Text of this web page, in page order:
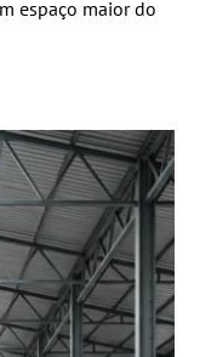
espaço maior do